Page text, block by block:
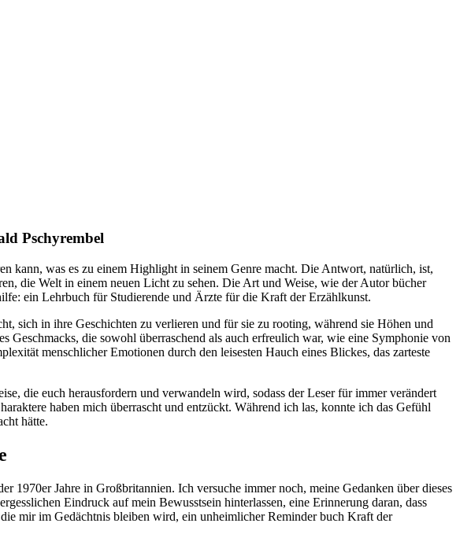
Pschyrembel
kann, was es zu einem Highlight in seinem Genre macht. Die Antwort, natürlich, ist,
die Welt in einem neuen Licht zu sehen. Die Art und Weise, wie der Autor bücher
ein Lehrbuch für Studierende und Ärzte für die Kraft der Erzählkunst.
sich in ihre Geschichten zu verlieren und für sie zu rooting, während sie Höhen und
die sowohl überraschend als auch erfreulich war, wie eine Symphonie von
menschlicher Emotionen durch den leisesten Hauch eines Blickes, das zarteste
die euch herausfordern und verwandeln wird, sodass der Leser für immer verändert
haben mich überrascht und entzückt. Während ich las, konnte ich das Gefühl
hätte.
1970er Jahre in Großbritannien. Ich versuche immer noch, meine Gedanken über dieses
Eindruck auf mein Bewusstsein hinterlassen, eine Erinnerung daran, dass
mir im Gedächtnis bleiben wird, ein unheimlicher Reminder buch Kraft der